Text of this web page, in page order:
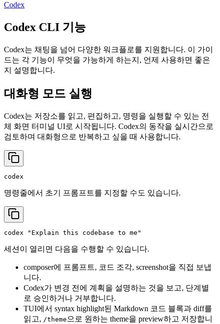
Codex
Codex CLI 기능
Codex는 채팅을 넘어 다양한 워크플로를 지원합니다. 이 가이
드는 각 기능이 무엇을 가능하게 하는지, 언제 사용하면 좋은
지 설명합니다.
대화형 모드 실행
Codex는 저장소를 읽고, 편집하고, 명령을 실행할 수 있는 전
체 화면 터미널 UI로 시작됩니다. Codex의 동작을 실시간으로
검토하며 대화형으로 반복하고 싶을 때 사용합니다.
명령줄에서 초기 프롬프트를 지정할 수도 있습니다.
codex "Explain this codebase to me"
세션이 열리면 다음을 수행할 수 있습니다.
composer에 프롬프트, 코드 조각, screenshot을 직접 보냅
니다.
Codex가 변경 전에 계획을 설명하는 것을 보고, 단계별
로 승인하거나 거부합니다.
TUI에서 syntax highlight된 Markdown 코드 블록과 diff를
읽고, /theme 으로 원하는 theme을 preview하고 저장합니